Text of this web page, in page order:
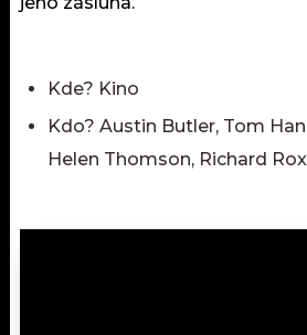
Kde? Kino
Kdo? Austin Butler, Tom
Helen Thomson, Richard